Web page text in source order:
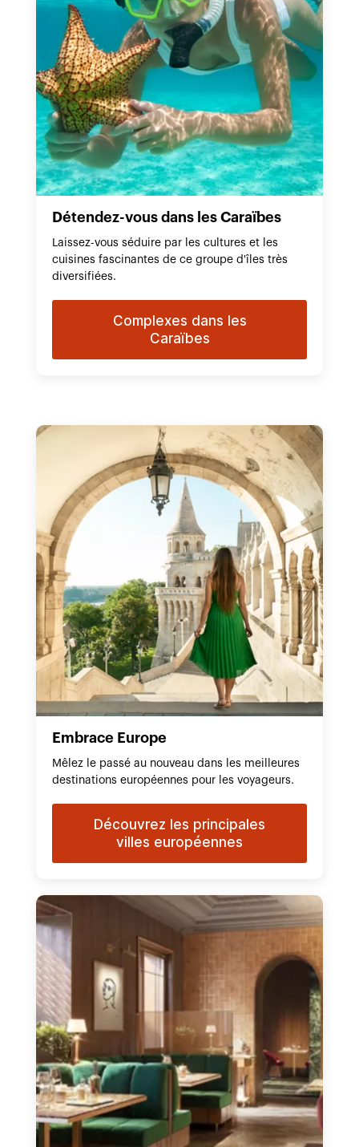
Détendez-vous dans les Caraïbes
Laissez-vous séduire par les cultures et les
cuisines fascinantes de ce groupe d'îles très
diversifiées.
Complexes dans les
Caraïbes
Embrace Europe
Mêlez le passé au nouveau dans les meilleures
destinations européennes pour les voyageurs.
Découvrez les principales
villes européennes